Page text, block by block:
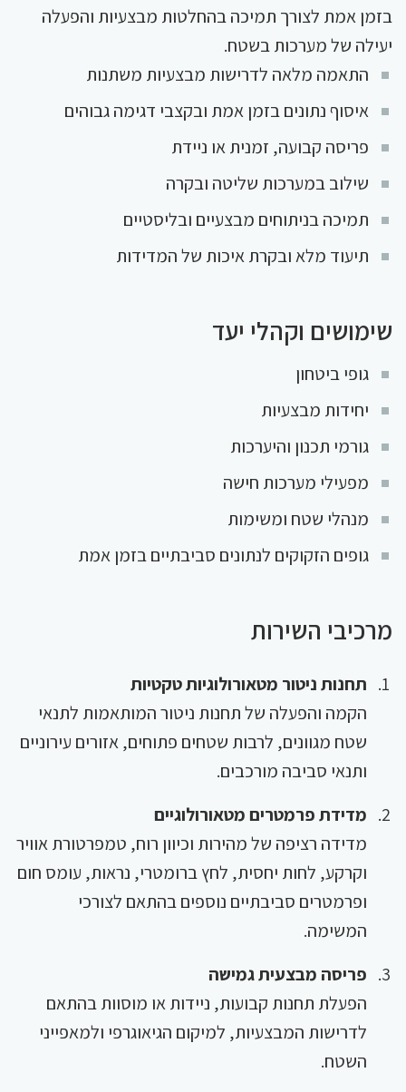
בזמן אמת לצורך תמיכה בהחלטות מבצעיות והפעלה
יעילה של מערכות בשטח.
התאמה מלאה לדרישות מבצעיות משתנות
איסוף נתונים בזמן אמת ובקצבי דגימה גבוהים
פריסה קבועה, זמנית או ניידת
שילוב במערכות שליטה ובקרה
תמיכה בניתוחים מבצעיים ובליסטיים
תיעוד מלא ובקרת איכות של המדידות
שימושים וקהלי יעד
גופי ביטחון
יחידות מבצעיות
גורמי תכנון והיערכות
מפעילי מערכות חישה
מנהלי שטח ומשימות
גופים הזקוקים לנתונים סביבתיים בזמן אמת
מרכיבי השירות
תחנות ניטור מטאורולוגיות טקטיות
הקמה והפעלה של תחנות ניטור המותאמות לתנאי
שטח מגוונים, לרבות שטחים פתוחים, אזורים עירוניים
ותנאי סביבה מורכבים.
מדידת פרמטרים מטאורולוגיים
מדידה רציפה של מהירות וכיוון רוח, טמפרטורת אוויר
וקרקע, לחות יחסית, לחץ ברומטרי, נראות, עומס חום
ופרמטרים סביבתיים נוספים בהתאם לצורכי
המשימה.
פריסה מבצעית גמישה
הפעלת תחנות קבועות, ניידות או מוסוות בהתאם
לדרישות המבצעיות, למיקום הגיאוגרפי ולמאפייני
השטח.